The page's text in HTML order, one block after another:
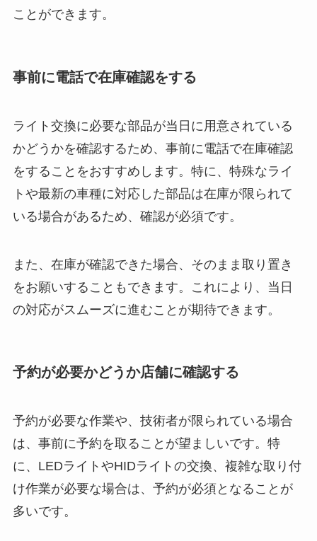
ことができます。
事前に電話で在庫確認をする
ライト交換に必要な部品が当日に用意されている
かどうかを確認するため、事前に電話で在庫確認
をすることをおすすめします。特に、特殊なライ
トや最新の車種に対応した部品は在庫が限られて
いる場合があるため、確認が必須です。
また、在庫が確認できた場合、そのまま取り置き
をお願いすることもできます。これにより、当日
の対応がスムーズに進むことが期待できます。
予約が必要かどうか店舗に確認する
予約が必要な作業や、技術者が限られている場合
は、事前に予約を取ることが望ましいです。特
に、LEDライトやHIDライトの交換、複雑な取り付
け作業が必要な場合は、予約が必須となることが
多いです。